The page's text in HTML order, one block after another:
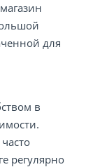
для
в
регулярно